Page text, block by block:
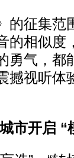
征集范
的相似度
勇气，都
撼视听体
市开启 “